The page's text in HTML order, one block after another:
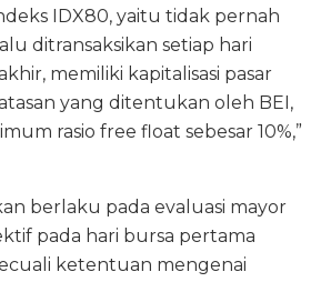
IDX80, yaitu tidak pernah
ditransaksikan setiap hari
memiliki kapitalisasi pasar
yang ditentukan oleh BEI,
rasio free float sebesar 10%,”
berlaku pada evaluasi mayor
pada hari bursa pertama
ketentuan mengenai